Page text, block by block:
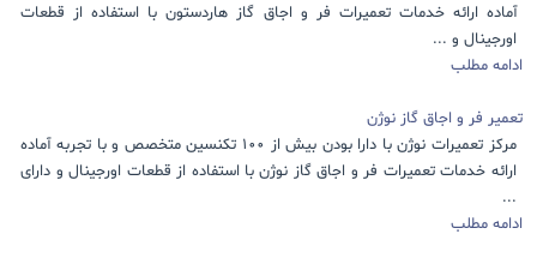
آماده ارائه خدمات تعمیرات فر و اجاق گاز هاردستون با استفاده از قطعات
اورجینال و ...
ادامه مطلب
تعمیر فر و اجاق گاز نوژن
مرکز تعمیرات نوژن با دارا بودن بیش از 100 تکنسین متخصص و با تجربه آماده
ارائه خدمات تعمیرات فر و اجاق گاز نوژن با استفاده از قطعات اورجینال و دارای
...
ادامه مطلب